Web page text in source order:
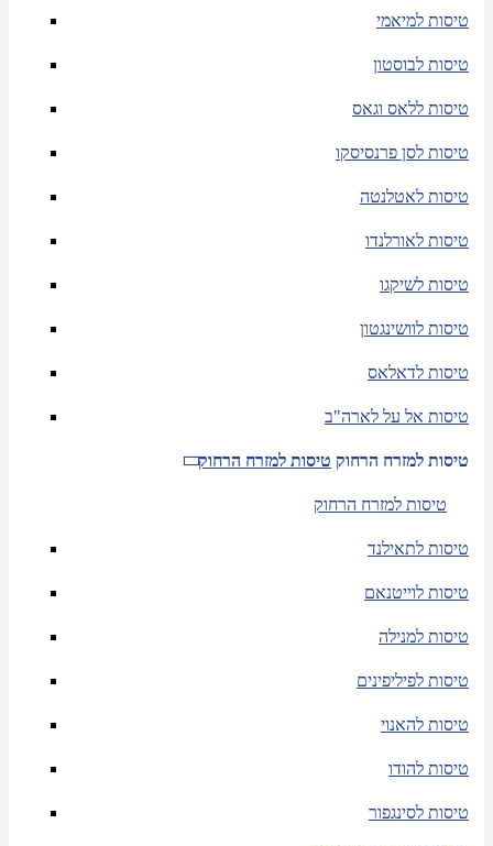
טיסות למיאמי
טיסות לבוסטון
טיסות ללאס וגאס
טיסות לסן פרנסיסקו
טיסות לאטלנטה
טיסות לאורלנדו
טיסות לשיקגו
טיסות לוושינגטון
טיסות לדאלאס
טיסות אל על לארה"ב
טיסות למזרח הרחוק טיסות למזרח הרחוק
טיסות למזרח הרחוק
טיסות לתאילנד
טיסות לוייטנאם
טיסות למנילה
טיסות לפיליפינים
טיסות להאנוי
טיסות להודו
טיסות לסינגפור